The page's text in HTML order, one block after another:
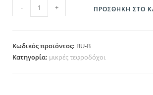
BU-B ποσότητα
- + ΠΡΟΣΘΉΚΗ ΣΤΟ
Κωδικός προϊόντος: BU-B
Κατηγορία: μικρές τεφροδόχοι